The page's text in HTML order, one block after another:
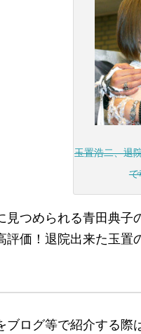
玉置浩二、退
で
見つめられる青田典子
評価！退院出来た玉置
ブログ等で紹介する際